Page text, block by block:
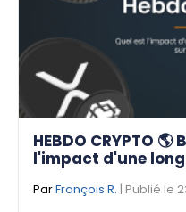
HEBDO CRYPTO
l'impact d'une
ParFrançois R. | Publié le